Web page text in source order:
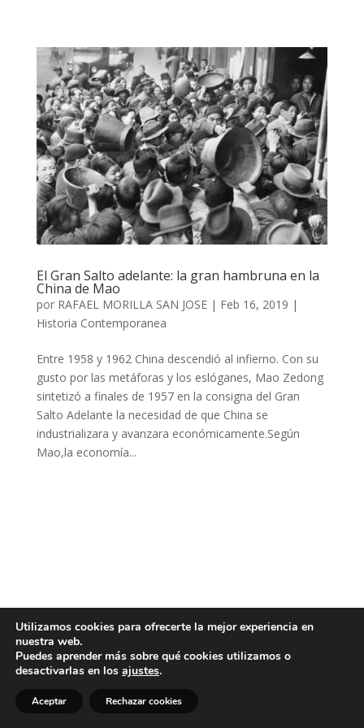
El Gran Salto adelante: la gran hambruna en la
China de Mao
por RAFAEL MORILLA SAN JOSE| Feb 16, 2019 |
Historia Contemporanea
Entre 1958 y 1962 China descendió al infierno. Con su
gusto por las metáforas y los eslóganes, Mao Zedong
sintetizó a finales de 1957 en la consigna del Gran
Salto Adelante la necesidad de que China se
industrializara y avanzara económicamente.Según
Mao,la economía...
Utilizamos cookies para ofrecerte la mejor experiencia en
nuestra web.
Puedes aprender más sobre qué cookies utilizamos o
desactivarlas en los ajustes.
Aceptar Rechazar cookies